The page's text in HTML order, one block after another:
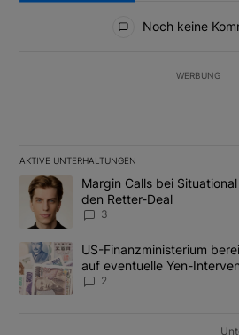
Noch keine
WERBUNG
AKTIVE UNTERHALTUNGEN
Das Folgende ist eine Liste der am
Ein Trendartikel mit dem Titel
Margin Calls bei
den Retter-Deal
3
Ein Trendartikel mit dem Titel "US-
US-Finanzministerium
auf eventuelle Yen-
2